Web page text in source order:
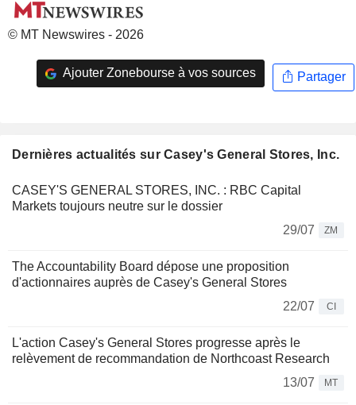
© MT Newswires - 2026
Ajouter Zonebourse à vos sources Partager
Dernières actualités sur Casey's General Stores, Inc.
CASEY'S GENERAL STORES, INC. : RBC Capital
Markets toujours neutre sur le dossier
29/07
ZM
The Accountability Board dépose une proposition
d'actionnaires auprès de Casey's General Stores
22/07
CI
L'action Casey's General Stores progresse après le
relèvement de recommandation de Northcoast Research
13/07
MT